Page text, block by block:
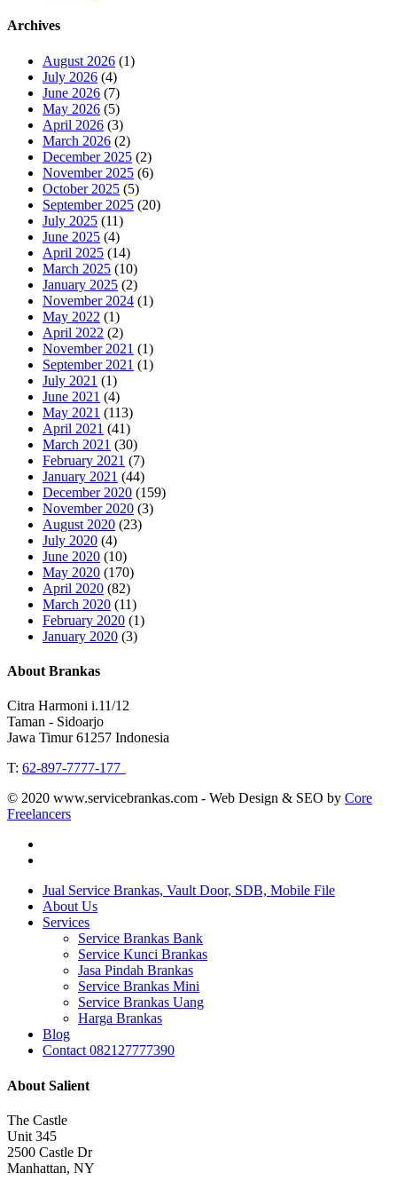
Archives
August 2026 (1)
July 2026 (4)
June 2026 (7)
May 2026 (5)
April 2026 (3)
March 2026 (2)
December 2025 (2)
November 2025 (6)
October 2025 (5)
September 2025 (20)
July 2025 (11)
June 2025 (4)
April 2025 (14)
March 2025 (10)
January 2025 (2)
November 2024 (1)
May 2022 (1)
April 2022 (2)
November 2021 (1)
September 2021 (1)
July 2021 (1)
June 2021 (4)
May 2021 (113)
April 2021 (41)
March 2021 (30)
February 2021 (7)
January 2021 (44)
December 2020 (159)
November 2020 (3)
August 2020 (23)
July 2020 (4)
June 2020 (10)
May 2020 (170)
April 2020 (82)
March 2020 (11)
February 2020 (1)
January 2020 (3)
About Brankas
Citra Harmoni i.11/12
Taman - Sidoarjo
Jawa Timur 61257 Indonesia
T: 62-897-7777-177
© 2020 www.servicebrankas.com - Web Design & SEO by Core
Freelancers
Close
Menu
Jual Service Brankas, Vault Door, SDB, Mobile File
About Us
Services
Service Brankas Bank
Service Kunci Brankas
Jasa Pindah Brankas
Service Brankas Mini
Service Brankas Uang
Harga Brankas
Blog
Contact 082127777390
About Salient
The Castle
Unit 345
2500 Castle Dr
Manhattan, NY